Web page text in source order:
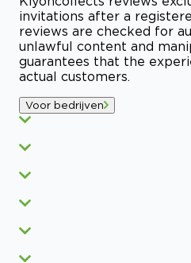
invitations after a
reviews are checked for
unlawful content and
guarantees that the
actual customers.
Voor bedrijven